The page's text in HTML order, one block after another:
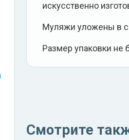
искусственно
Муляжи уложены в
Размер упаковки не
Смотрите